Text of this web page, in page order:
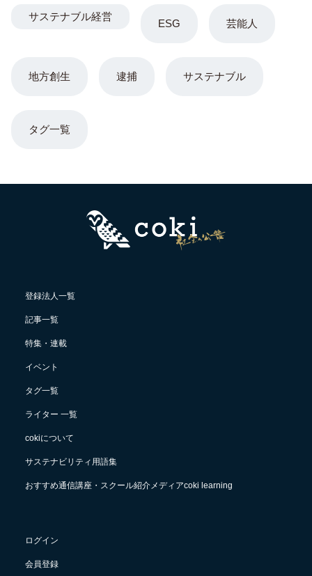
ESG 芸能人
地方創生 逮捕 サステナブル
サステナブル経営
タグ一覧
登録法人一覧
記事一覧
特集・連載
イベント
タグ一覧
ライター 一覧
cokiについて
サステナビリティ用語集
おすすめ通信講座・スクール紹介メディアcoki learning
ログイン
会員登録